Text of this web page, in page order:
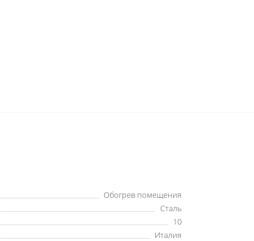
Обогрев помещения
Сталь
10
Италия